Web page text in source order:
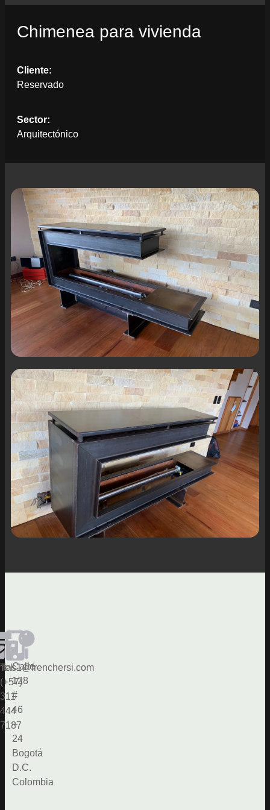
Chimenea para vivienda
Cliente:
Reservado
Sector:
Arquitectónico
Calle
128
#
46
–
24
Bogotá
D.C.
Colombia
Tel.
(+57)
311
444
7187